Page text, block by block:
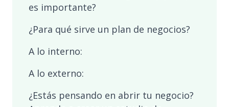
es importante?
¿Para qué sirve un plan de negocios?
A lo interno:
A lo externo:
¿Estás pensando en abrir tu negocio?